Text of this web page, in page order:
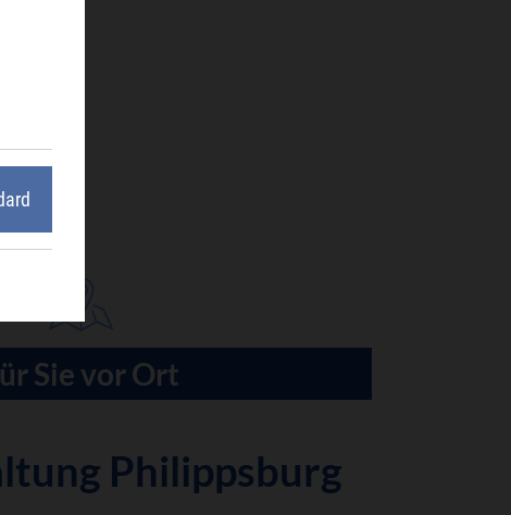
Sie vor Ort
Philippsburg